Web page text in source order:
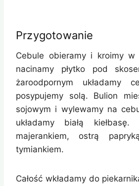
Przygotowanie
Cebule obieramy i kroimy w
nacinamy płytko pod
żaroodpornym układamy
posypujemy solą. Bulion
sojowym i wylewamy na
układamy białą
majerankiem, ostrą
tymiankiem.
Całość wkładamy do